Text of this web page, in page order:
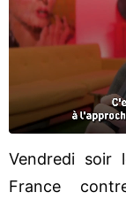
Vendredi soir
France